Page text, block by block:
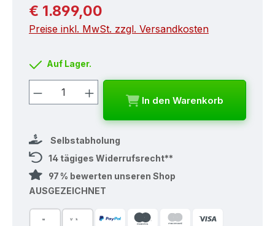
Regulärer Preis:
€ 1.899,00
Preise inkl. MwSt. zzgl. Versandkosten
Auf Lager.
Produkt Anzahl: Gib den
In den Warenkorb
Selbstabholung
14 tägiges Widerrufsrecht**
97 % bewerten unseren Shop
AUSGEZEICHNET